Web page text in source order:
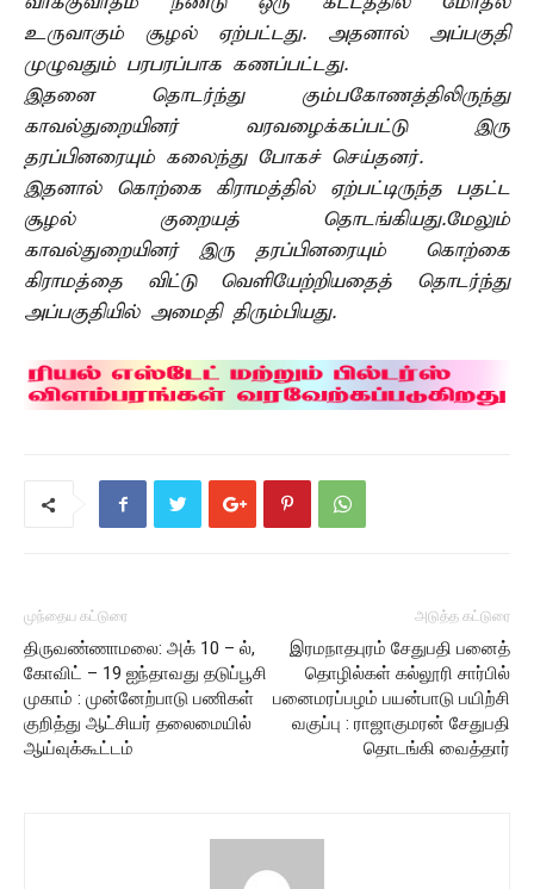
உருவாகும் சூழல் ஏற்பட்டது. அதனால் அப்பகுதி
முழுவதும் பரபரப்பாக கணப்பட்டது.
இதனை தொடர்ந்து கும்பகோணத்திலிருந்து
காவல்துறையினர் வரவழைக்கப்பட்டு இரு
தரப்பினரையும் கலைந்து போகச் செய்தனர்.
இதனால் கொற்கை கிராமத்தில் ஏற்பட்டிருந்த பதட்ட
சூழல் குறையத் தொடங்கியது.மேலும்
காவல்துறையினர் இரு தரப்பினரையும் கொற்கை
கிராமத்தை விட்டு வெளியேற்றியதைத் தொடர்ந்து
அப்பகுதியில் அமைதி திரும்பியது.
முந்தைய கட்டுரை
திருவண்ணாமலை: அக் 10 – ல்,
கோவிட் – 19 ஐந்தாவது தடுப்பூசி
முகாம் : முன்னேற்பாடு பணிகள்
குறித்து ஆட்சியர் தலைமையில்
ஆய்வுக்கூட்டம்
அடுத்த கட்டுரை
இரமநாதபுரம் சேதுபதி பனைத்
தொழில்கள் கல்லூரி சார்பில்
பனைமரப்பழம் பயன்பாடு பயிற்சி
வகுப்பு : ராஜாகுமரன் சேதுபதி
தொடங்கி வைத்தார்